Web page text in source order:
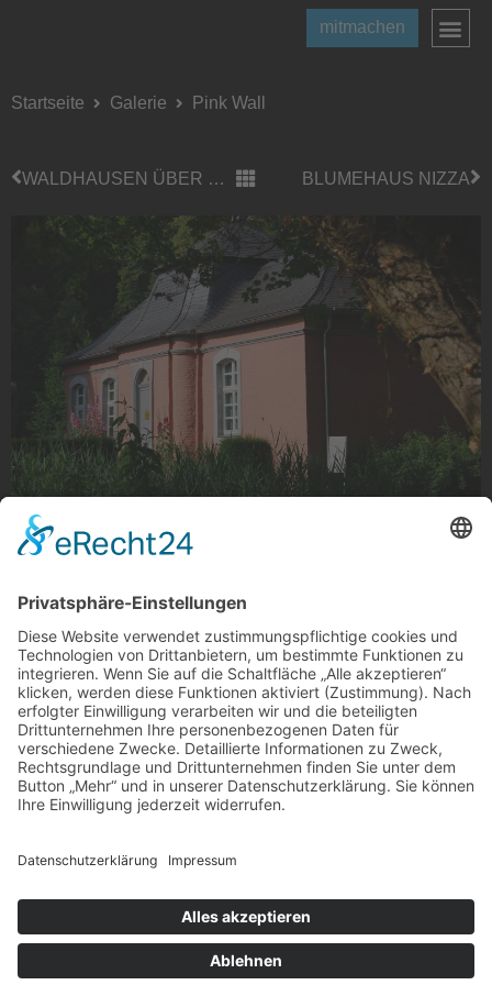
mitmachen
Startseite Galerie Pink Wall
WALDHAUSEN ÜBER DEN DÄCHERN BLUMEHAUS NIZZA
Museum am Schloss Wickrath
Foto: Udo Henn